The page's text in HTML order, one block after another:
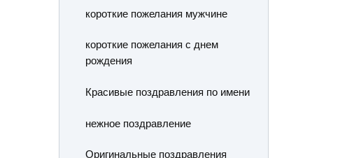
короткие пожелания мужчине
короткие пожелания с днем
рождения
Красивые поздравления по имени
нежное поздравление
Оригинальные поздравления